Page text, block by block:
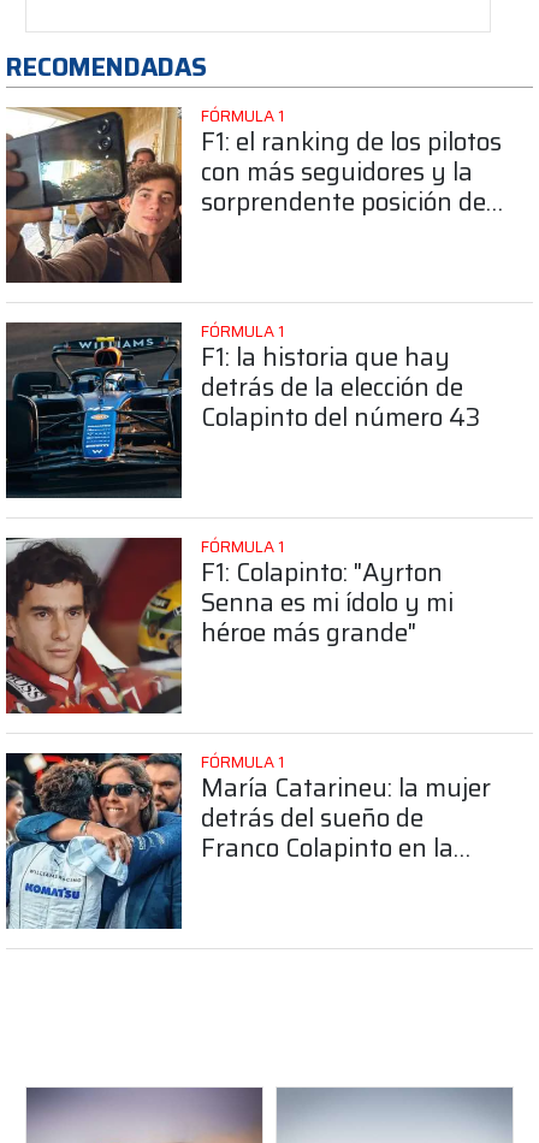
RECOMENDADAS
FÓRMULA 1
F1: el ranking de los pilotos
con más seguidores y la
sorprendente posición de
FÓRMULA 1
F1: la historia que hay
detrás de la elección de
Colapinto del número 43
FÓRMULA 1
F1: Colapinto: "Ayrton
Senna es mi ídolo y mi
héroe más grande"
FÓRMULA 1
María Catarineu: la mujer
detrás del sueño de
Franco Colapinto en la